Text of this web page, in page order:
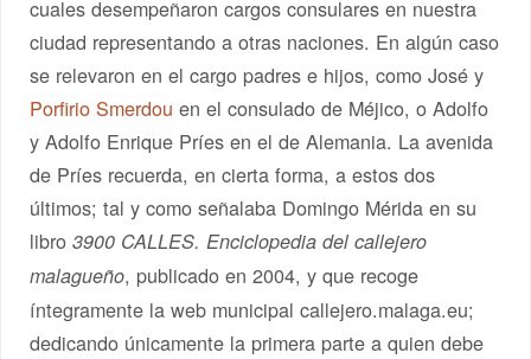
cuales desempeñaron cargos consulares en nuestra
ciudad representando a otras naciones. En algún caso
se relevaron en el cargo padres e hijos, como José y
Porfirio Smerdou en el consulado de Méjico, o Adolfo
y Adolfo Enrique Príes en el de Alemania. La avenida
de Príes recuerda, en cierta forma, a estos dos
últimos; tal y como señalaba Domingo Mérida en su
libro3900 CALLES. Enciclopedia del callejero
malagueño, publicado en 2004, y que recoge
íntegramente la web municipal callejero.malaga.eu;
dedicando únicamente la primera parte a quien debe